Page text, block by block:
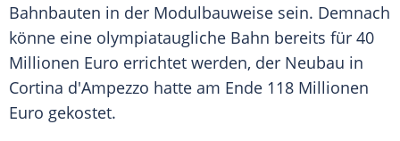
Bahnbauten in der Modulbauweise sein. Demnach
könne eine olympiataugliche Bahn bereits für 40
Millionen Euro errichtet werden, der Neubau in
Cortina d'Ampezzo hatte am Ende 118 Millionen
Euro gekostet.